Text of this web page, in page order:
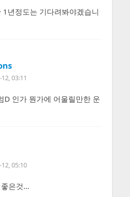
년정도는 기다려봐야겠습니
03:11
D 인가 뭔가에 어울릴만한 운
05:10
좋은것…